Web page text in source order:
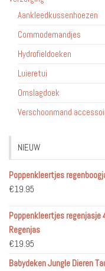
Aankleedkussenhoezen
Commodemandjes
Hydrofieldoeken
Luieretui
Omslagdoek
Verschoonmand
NIEUW
Poppenkleertjes
€19.95
Poppenkleertjes regenjasje
Regenjas
€19.95
Babydeken Jungle Dieren